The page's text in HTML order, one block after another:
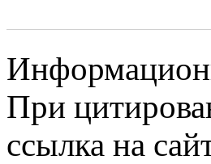
При
ссылка на